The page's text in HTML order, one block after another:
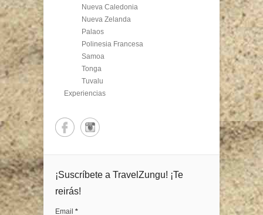
Nueva Caledonia
Nueva Zelanda
Palaos
Polinesia Francesa
Samoa
Tonga
Tuvalu
Experiencias
¡Suscríbete a TravelZungu! ¡Te
reirás!
Email *